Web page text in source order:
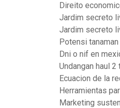
Direito
Jardim secreto
Jardim secreto
Potensi
Dni o nif en
Undangan haul 2
Ecuacion de la
Herramientas
Marketing